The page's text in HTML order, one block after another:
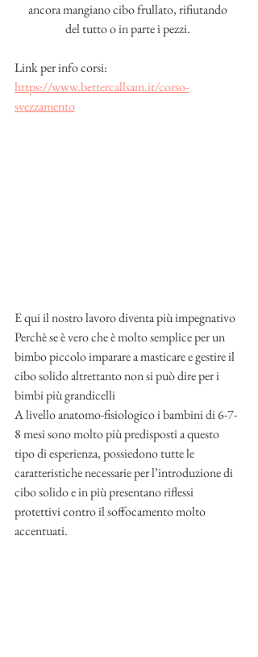
ancora mangiano cibo frullato, rifiutando
del tutto o in parte i pezzi.
Link per info corsi:
https://www.bettercallsam.it/corso-
svezzamento
E qui il nostro lavoro diventa più impegnativo
Perchè se è vero che è molto semplice per un
bimbo piccolo imparare a masticare e gestire il
cibo solido altrettanto non si può dire per i
bimbi più grandicelli
A livello anatomo-fisiologico i bambini di 6-7-
8 mesi sono molto più predisposti a questo
tipo di esperienza, possiedono tutte le
caratteristiche necessarie per l’introduzione di
cibo solido e in più presentano riflessi
protettivi contro il soffocamento molto
accentuati.